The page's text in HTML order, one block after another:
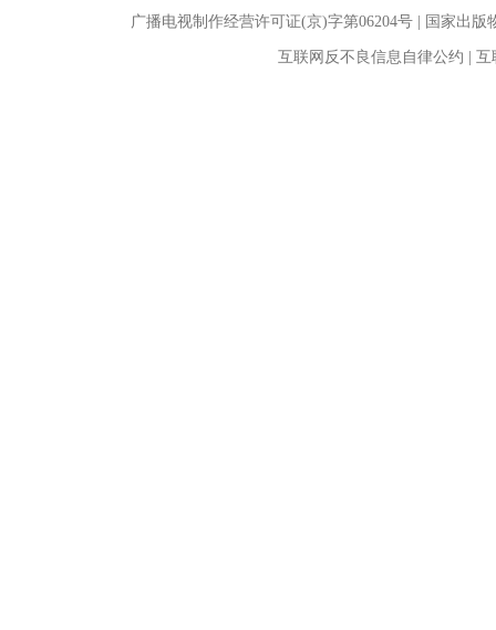
广播电视制作经营许可证(京)字第06204号 | 国家出
互联网反不良信息自律公约 |